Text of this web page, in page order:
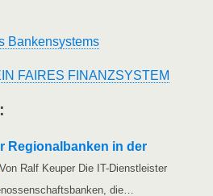
Bankensystems
FAIRES FINANZSYSTEM
Regio­nal­ban­ken in der
Von Ralf Keu­per Die IT-Diens­t­­leis­­ter
die…